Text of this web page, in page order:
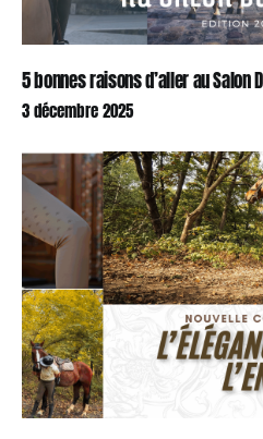
5 bonnes raisons d’aller au Salon
3 décembre 2025